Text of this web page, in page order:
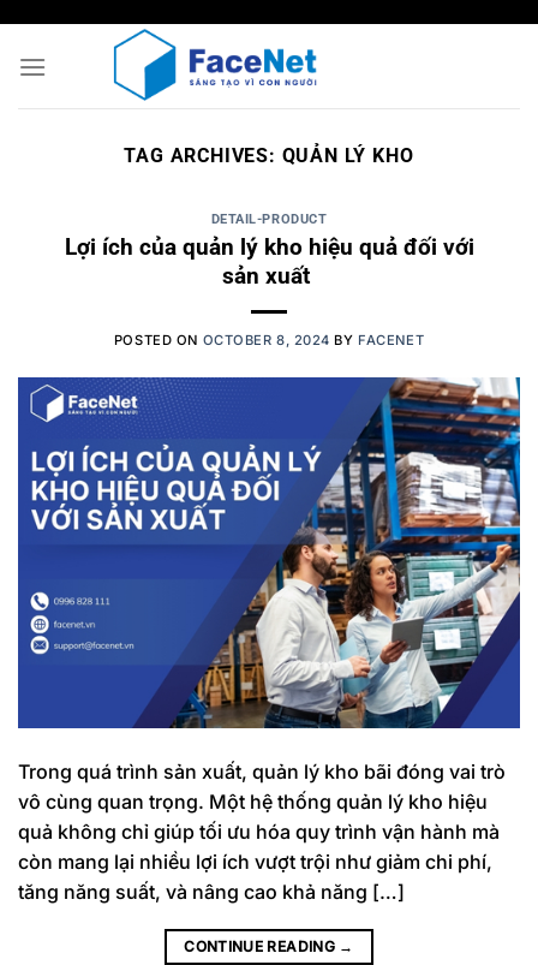
content
TAG ARCHIVES: QUẢN LÝ KHO
DETAIL-PRODUCT
Lợi ích của quản lý kho hiệu quả đối với
sản xuất
POSTED ON OCTOBER 8, 2024 BY FACENET
Trong quá trình sản xuất, quản lý kho bãi đóng vai trò
vô cùng quan trọng. Một hệ thống quản lý kho hiệu
quả không chỉ giúp tối ưu hóa quy trình vận hành mà
còn mang lại nhiều lợi ích vượt trội như giảm chi phí,
tăng năng suất, và nâng cao khả năng […]
CONTINUE READING →